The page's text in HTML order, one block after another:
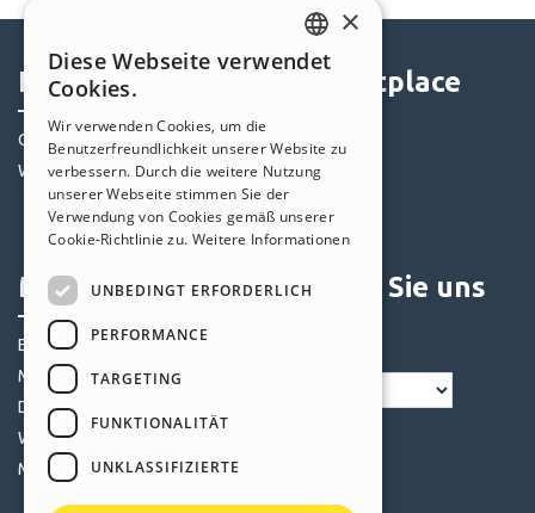
Help Center
Community
Websites von Nutzern
Marketplace
Templates
Objekte
Angebote
Mein Profil
Eigene Beiträge
Meine Lizenz
Downloads
Webhosting
Meine Credits
Folgen Sie uns
ENGLISH
GERMAN
SPANISH
PORTUGUESE
×
Diese Webseite verwendet
Cookies.
Wir verwenden Cookies, um die
Benutzerfreundlichkeit unserer Website zu
verbessern. Durch die weitere Nutzung
unserer Webseite stimmen Sie der
Verwendung von Cookies gemäß unserer
Cookie-Richtlinie zu. Weitere Informationen
UNBEDINGT ERFORDERLICH
PERFORMANCE
TARGETING
FUNKTIONALITÄT
UNKLASSIFIZIERTE